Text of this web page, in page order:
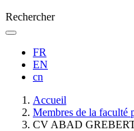
Rechercher
FR
EN
cn
d'Ariane
Accueil
Membres de la faculté
CV ABAD